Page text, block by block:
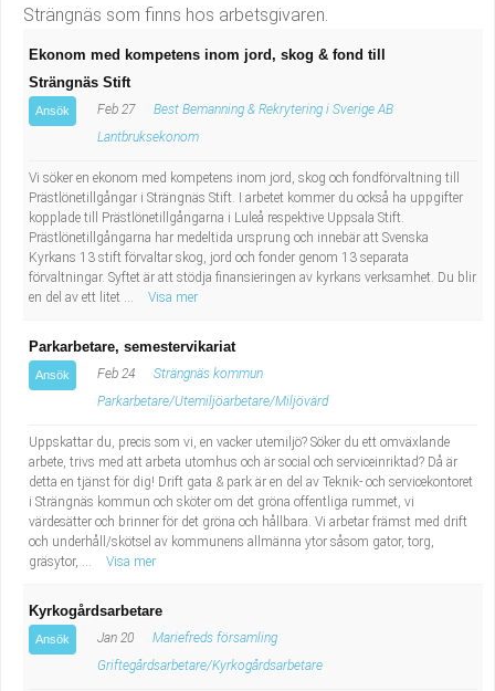
Hantverksyrken
Hotell, restaurang, storhushåll
Hälso- och sjukvård
Industriell tillverkning
Installation, drift, underhåll
Kropps- och skönhetsvård
Kultur, media, design
Militärt arbete
Naturbruk
Naturvetenskapligt arbete
Pedagogiskt arbete
Sanering och renhållning
Bussförare/Busschaufför
Elevassistent
Personlig assistent
Behandlingsassistent/Socialpedagog
Tandsköterska
Budbilsförare
Tidningsbud/Tidningsdistributör
Lärare i fritidshem/Fritidspedagog
Taxiförare/Taxichaufför
Läkarsekreterare/Vårdadmin/Medicinsk
sekreterare
Lastbilsförare m.fl.
Fastighetsskötare
Strängnäs som finns hos arbetsgivaren.
Ekonom med kompetens inom jord, skog & fond till
Strängnäs Stift
Ansök Feb 27
Best Bemanning & Rekrytering i Sverige AB
Lantbruksekonom
Vi söker en ekonom med kompetens inom jord, skog och fondförvaltning till
Prästlönetillgångar i Strängnäs Stift. I arbetet kommer du också ha uppgifter
kopplade till Prästlönetillgångarna i Luleå respektive Uppsala Stift.
Prästlönetillgångarna har medeltida ursprung och innebär att Svenska
Kyrkans 13 stift förvaltar skog, jord och fonder genom 13 separata
förvaltningar. Syftet är att stödja finansieringen av kyrkans verksamhet. Du blir
en del av ett litet ...
Visa mer
Parkarbetare, semestervikariat
Ansök Feb 24
Strängnäs kommun
Parkarbetare/Utemiljöarbetare/Miljövärd
Uppskattar du, precis som vi, en vacker utemiljö? Söker du ett omväxlande
arbete, trivs med att arbeta utomhus och är social och serviceinriktad? Då är
detta en tjänst för dig! Drift gata & park är en del av Teknik- och servicekontoret
i Strängnäs kommun och sköter om det gröna offentliga rummet, vi
värdesätter och brinner för det gröna och hållbara. Vi arbetar främst med drift
och underhåll/skötsel av kommunens allmänna ytor såsom gator, torg,
gräsytor, ...
Visa mer
Kyrkogårdsarbetare
Ansök Jan 20
Mariefreds församling
Griftegårdsarbetare/Kyrkogårdsarbetare